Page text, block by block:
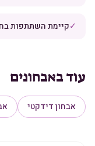
✓קיימת השתתפות
עוד באבחונים
אבחון דידקטי